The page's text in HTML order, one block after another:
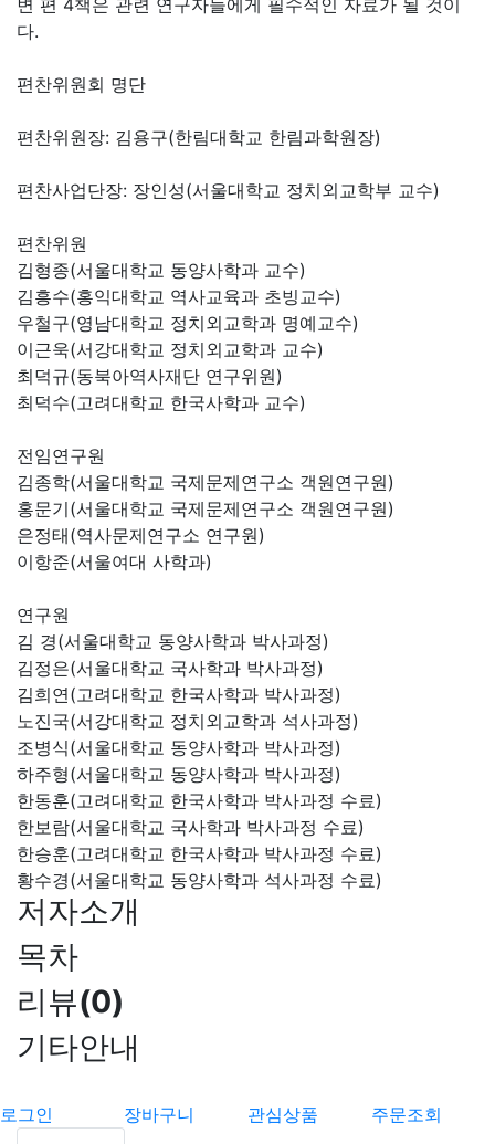
변 편 4책은 관련 연구자들에게 필수적인 자료가 될 것이
다.
편찬위원회 명단
편찬위원장: 김용구(한림대학교 한림과학원장)
편찬사업단장: 장인성(서울대학교 정치외교학부 교수)
편찬위원
김형종(서울대학교 동양사학과 교수)
김흥수(홍익대학교 역사교육과 초빙교수)
우철구(영남대학교 정치외교학과 명예교수)
이근욱(서강대학교 정치외교학과 교수)
최덕규(동북아역사재단 연구위원)
최덕수(고려대학교 한국사학과 교수)
전임연구원
김종학(서울대학교 국제문제연구소 객원연구원)
홍문기(서울대학교 국제문제연구소 객원연구원)
은정태(역사문제연구소 연구원)
이항준(서울여대 사학과)
연구원
김 경(서울대학교 동양사학과 박사과정)
김정은(서울대학교 국사학과 박사과정)
김희연(고려대학교 한국사학과 박사과정)
노진국(서강대학교 정치외교학과 석사과정)
조병식(서울대학교 동양사학과 박사과정)
하주형(서울대학교 동양사학과 박사과정)
한동훈(고려대학교 한국사학과 박사과정 수료)
한보람(서울대학교 국사학과 박사과정 수료)
한승훈(고려대학교 한국사학과 박사과정 수료)
황수경(서울대학교 동양사학과 석사과정 수료)
저자소개
목차
리뷰(0)
기타안내
로그인 장바구니 관심상품
주문조회